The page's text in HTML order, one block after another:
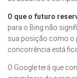
O que o futuro
para o Bing não
sua posição como o
concorrência está
O Google terá que